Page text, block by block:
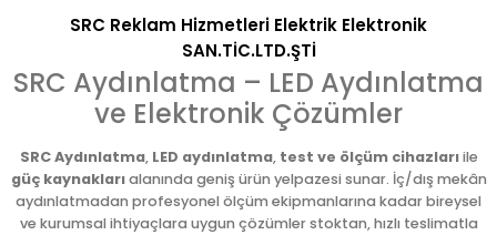
SRC Reklam Hizmetleri Elektrik Elektronik
SAN.TİC.LTD.ŞTİ
SRC Aydınlatma – LED Aydınlatma
ve Elektronik Çözümler
SRC Aydınlatma, LED aydınlatma, test ve ölçüm cihazlarıile
güç kaynaklarıalanında geniş ürün yelpazesi sunar. İç/dış mekân
aydınlatmadan profesyonel ölçüm ekipmanlarına kadar bireysel
ve kurumsal ihtiyaçlara uygun çözümler stoktan, hızlı teslimatla